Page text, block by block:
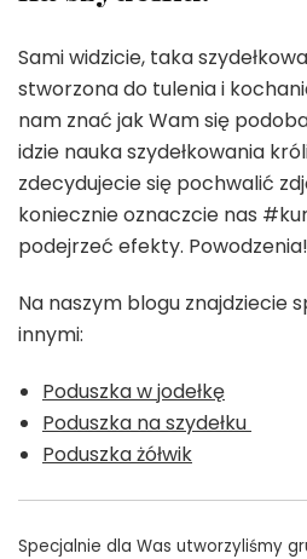
Sami widzicie, taka
stworzona do tulenia i
nam znać jak Wam się
idzie nauka szydełkowania
zdecydujecie się pochwalić
koniecznie oznaczcie nas
podejrzeć efekty. Powodzenia!
Na naszym blogu znajdziecie
innymi:
Poduszka w jodełkę
Poduszka na szydełku
Poduszka żółwik
Specjalnie dla Was utworzyliśmy